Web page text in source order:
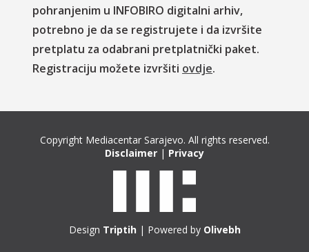
pohranjenim u INFOBIRO digitalni arhiv,
potrebno je da se registrujete i da izvršite
pretplatu za odabrani pretplatnički paket.
Registraciju možete izvršiti ovdje.
Copyright Mediacentar Sarajevo. All rights reserved.
Disclaimer | Privacy
Design Triptih| Powered by Olivebh